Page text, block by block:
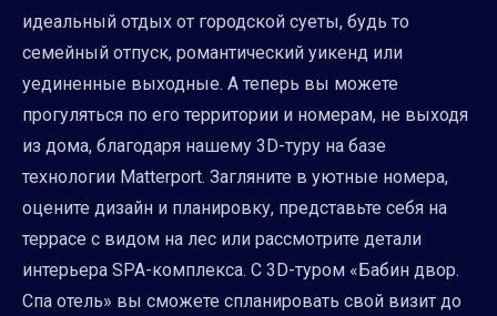
идеальный отдых от городской суеты, будь то
семейный отпуск, романтический уикенд или
уединенные выходные. А теперь вы можете
прогуляться по его территории и номерам, не выходя
из дома, благодаря нашему 3D-туру на базе
технологии Matterport. Загляните в уютные номера,
оцените дизайн и планировку, представьте себя на
террасе с видом на лес или рассмотрите детали
интерьера SPA-комплекса. С 3D-туром «Бабин двор.
Спа отель» вы сможете спланировать свой визит до